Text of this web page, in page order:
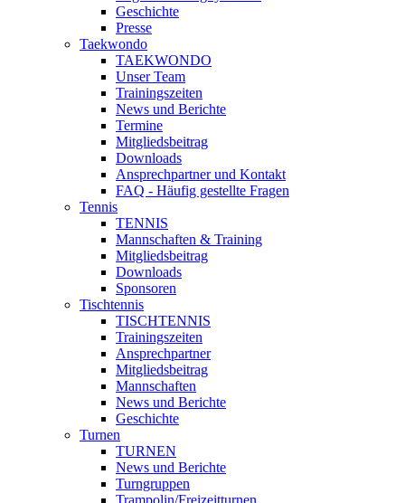
Geschichte
Presse
Taekwondo
TAEKWONDO
Unser Team
Trainingszeiten
News und Berichte
Termine
Mitgliedsbeitrag
Downloads
Ansprechpartner und Kontakt
FAQ - Häufig gestellte Fragen
Tennis
TENNIS
Mannschaften & Training
Mitgliedsbeitrag
Downloads
Sponsoren
Tischtennis
TISCHTENNIS
Trainingszeiten
Ansprechpartner
Mitgliedsbeitrag
Mannschaften
News und Berichte
Geschichte
Turnen
TURNEN
News und Berichte
Turngruppen
Trampolin/Freizeitturnen